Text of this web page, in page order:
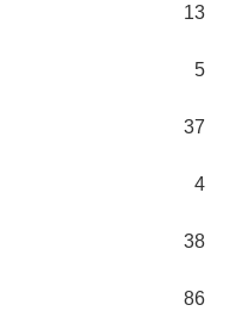
13
5
37
4
38
86